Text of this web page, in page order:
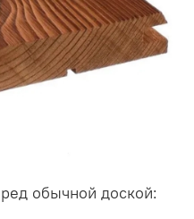
обычной доской: